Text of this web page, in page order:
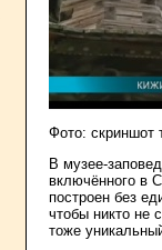
Фото: скриншот
В музее-
включённого в
построен без
чтобы никто не
тоже